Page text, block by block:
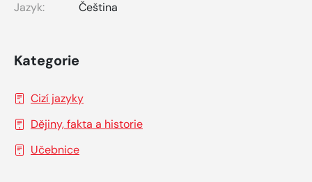
Jazyk:
Čeština
Kategorie
Cizí jazyky
Dějiny, fakta a historie
Učebnice